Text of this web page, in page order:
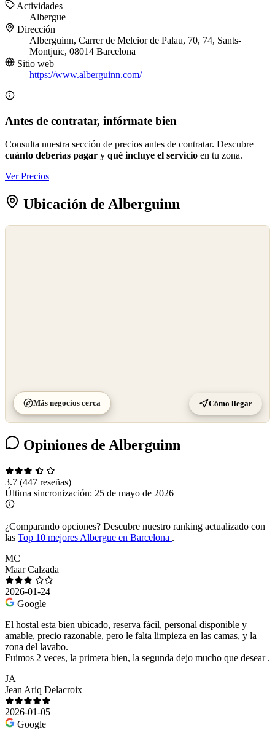
Actividades
Albergue
Dirección
Alberguinn, Carrer de Melcior de Palau, 70, 74, Sants-
Montjuïc, 08014 Barcelona
Sitio web
https://www.alberguinn.com/
Antes de contratar, infórmate bien
Consulta nuestra sección de precios antes de contratar. Descubre
cuánto deberías pagar y qué incluye el servicio en tu zona.
Ver Precios
Ubicación de Alberguinn
Más negocios cerca Cómo llegar
Opiniones de Alberguinn
3.7 (447 reseñas)
Última sincronización: 25 de mayo de 2026
¿Comparando opciones? Descubre nuestro ranking actualizado con
las Top 10 mejores Albergue en Barcelona .
MC
Maar Calzada
2026-01-24
Google
El hostal esta bien ubicado, reserva fácil, personal disponible y
amable, precio razonable, pero le falta limpieza en las camas, y la
zona del lavabo.
Fuimos 2 veces, la primera bien, la segunda dejo mucho que desear .
JA
Jean Ariq Delacroix
2026-01-05
Google